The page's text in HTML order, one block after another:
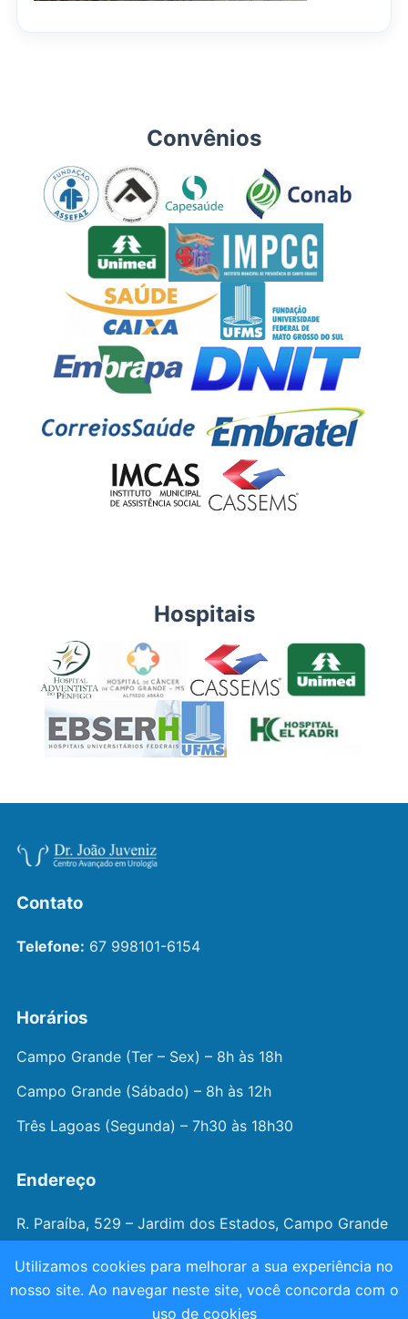
Convênios
Hospitais
Contato
Telefone: 67 998101-6154
Horários
Campo Grande (Ter – Sex) – 8h às 18h
Campo Grande (Sábado) – 8h às 12h
Três Lagoas (Segunda) – 7h30 às 18h30
Endereço
R. Paraíba, 529 – Jardim dos Estados, Campo Grande
– MS
© 2026 — Dr. João Juveniz . Todos os direitos
Utilizamos cookies para melhorar a sua experiência no
nosso site. Ao navegar neste site, você concorda com o
uso de cookies